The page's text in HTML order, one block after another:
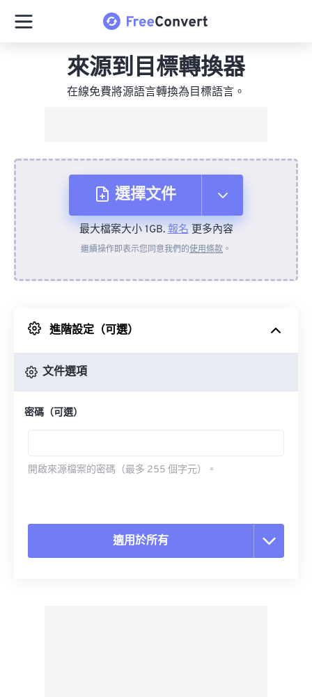
來源到目標轉換器
在線免費將源語言轉換為目標語言。
選擇文件
來自裝置
來自 Google 雲端硬碟
最大檔案大小 1GB.報名更多內容
繼續操作即表示您同意我們的使用條款 。
進階設定（可選）
文件選項
密碼（可選）
開啟來源檔案的密碼（最多 255 個字元）。
適用於所有